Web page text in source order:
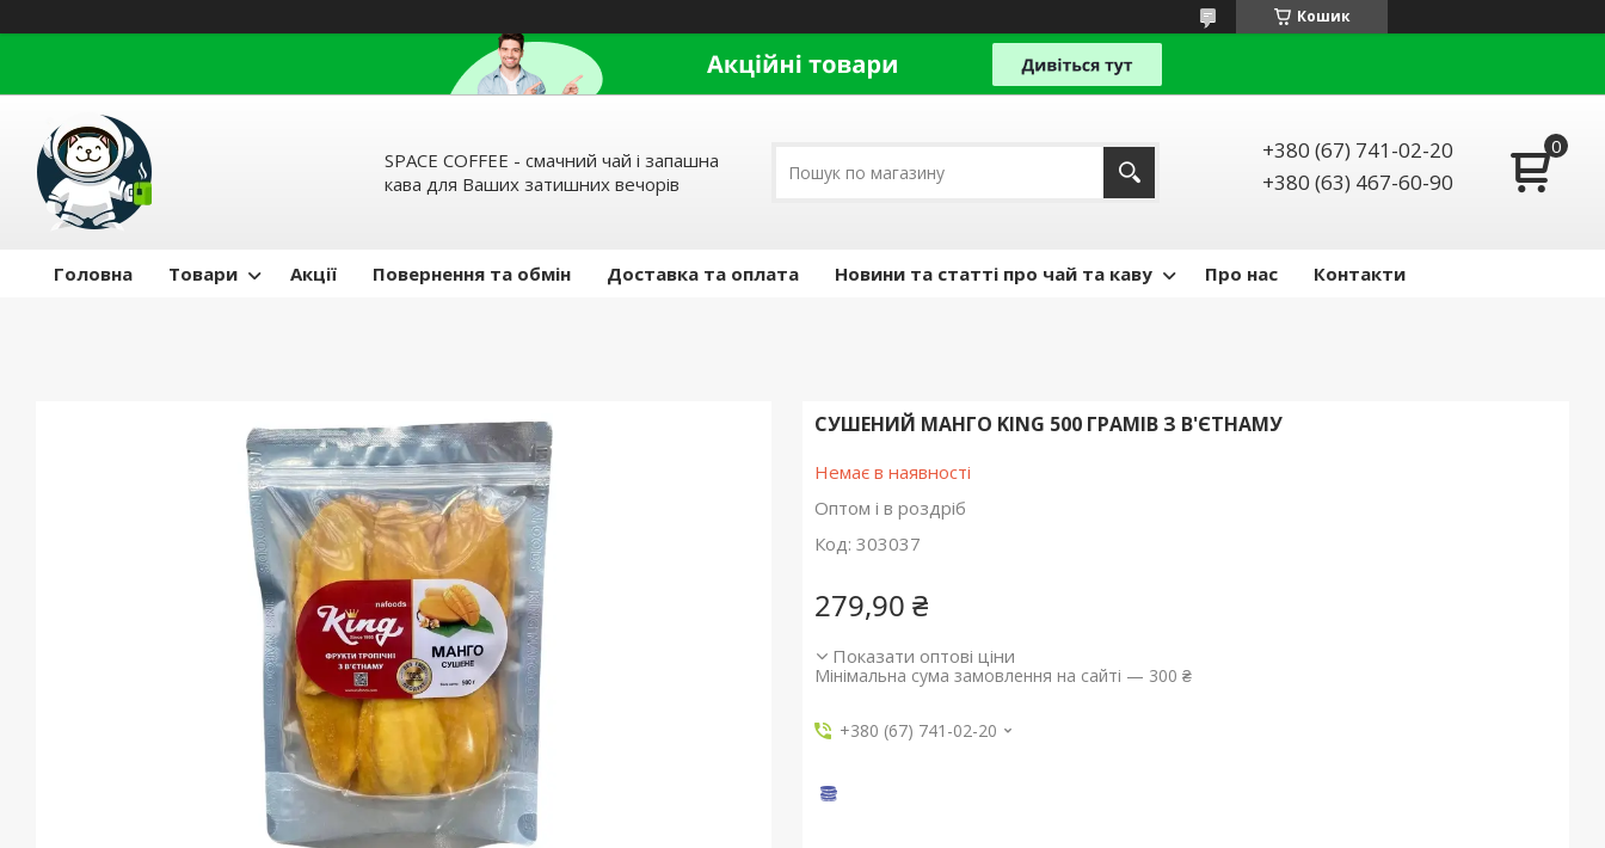
Кошик
SPACE COFFEE - смачний чай і запашна
кава для Ваших затишних вечорів
+380 (67) 741-02-20
+380 (63) 467-60-90
Головна Товари Акції Повернення та обмін Доставка та оплата Новини та статті про чай та каву Про нас Контакти
СУШЕНИЙ МАНГО KING 500 ГРАМІВ З В'ЄТНАМУ
Немає в наявності
Оптом і в роздріб
Код: 303037
279,90 ₴
Показати оптові ціни
Мінімальна сума замовлення на сайті — 300 ₴
+380 (67) 741-02-20